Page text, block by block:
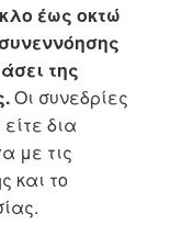
έως οκτώ
της
Οι συνεδρίες
δια
με τις
και το